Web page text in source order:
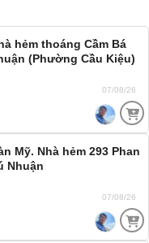
hẻm thoáng Cầm Bá
(Phường Cầu Kiệu)
07/08/26
Mỹ. Nhà hẻm 293 Phan
Nhuận
07/08/26